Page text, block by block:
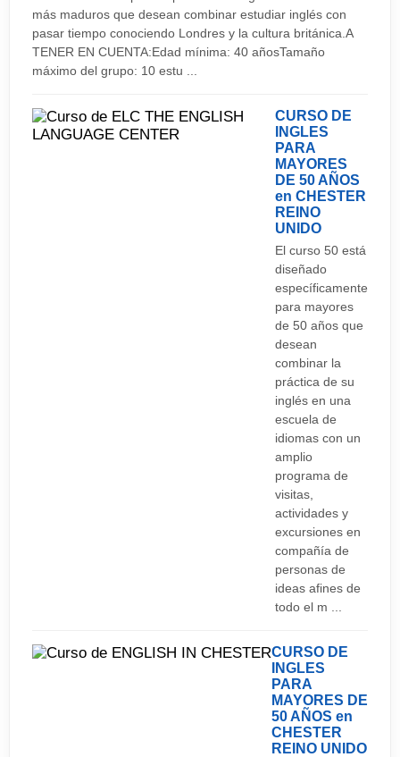
Aeropuertos
Edinburgh Airport
Leeds Bradford Airport
lunes de mayo Ültimo lunes de mayo Último lunes
de Agosto 25 de diciembre: Navidad 26 de
diciembre: Boxing Day
más maduros que desean combinar estudiar inglés con
pasar tiempo conociendo Londres y la cultura británica.A
TENER EN CUENTA:Edad mínima: 40 añosTamaño
máximo del grupo: 10 estu ...
CURSO DE
INGLES
PARA
MAYORES
DE 50 AÑOS
en CHESTER
REINO
UNIDO
El curso 50 está
diseñado
específicamente
para mayores
de 50 años que
desean
combinar la
práctica de su
inglés en una
escuela de
idiomas con un
amplio
programa de
visitas,
actividades y
excursiones en
compañía de
personas de
ideas afines de
todo el m ...
CURSO DE
INGLES
PARA
MAYORES DE
50 AÑOS en
CHESTER
REINO UNIDO